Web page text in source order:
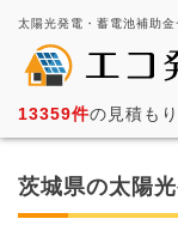
13359件の見積も
茨城県の太陽